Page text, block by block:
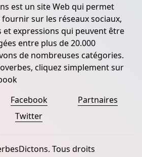
est un site Web qui permet
sur les réseaux sociaux,
et expressions qui peuvent être
entre plus de 20.000
de nombreuses catégories.
cliquez simplement sur
Facebook
Twitter
Partnaires
Tous droits